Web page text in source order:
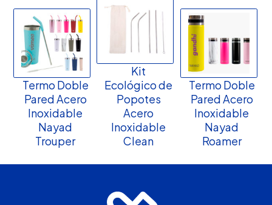
Termo Doble
Pared Acero
Inoxidable
Nayad
Trouper
Kit
Ecológico de
Popotes
Acero
Inoxidable
Clean
Termo Doble
Pared Acero
Inoxidable
Nayad
Roamer